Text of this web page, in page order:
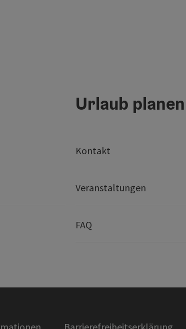
Urlaub
Kontakt
Veranstaltungen
FAQ